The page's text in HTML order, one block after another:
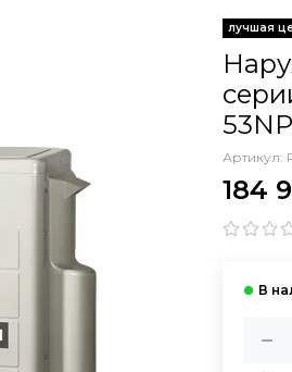
Артикул:
184